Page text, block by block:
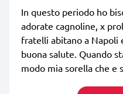
In questo periodo ho
adorate cagnoline, x
fratelli abitano a Napoli
buona salute. Quando
modo mia sorella che e